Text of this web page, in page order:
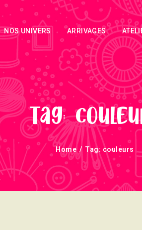
NOS UNIVERS ARRIVAGES
Tag:
Home Tag: couleurs
ACCUEIL
NOS UNIVERS
ARRIVAGES
ATELIERS ET
ÉVÈNEMENTS
INFOS
ÉVÈNEMENTS
NEWSLETTERS